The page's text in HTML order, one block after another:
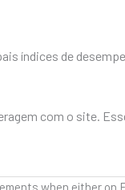
índices de
com o site.
when either